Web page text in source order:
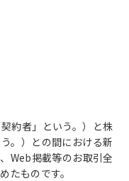
約者」という。）と株
。）との間における新
Web掲載等のお取引全
たものです。